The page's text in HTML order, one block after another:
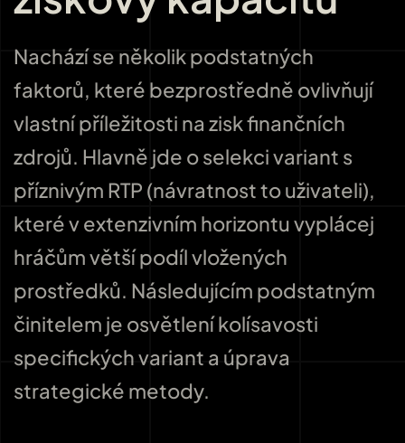
Nachází se několik podstatných
faktorů, které bezprostředně ovlivňují
vlastní příležitosti na zisk finančních
zdrojů. Hlavně jde o selekci variant s
příznivým RTP (návratnost to uživateli),
které v extenzivním horizontu vyplácej
hráčům větší podíl vložených
prostředků. Následujícím podstatným
činitelem je osvětlení kolísavosti
specifických variant a úprava
strategické metody.